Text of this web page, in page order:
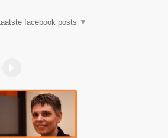
Laatste facebook posts ▼